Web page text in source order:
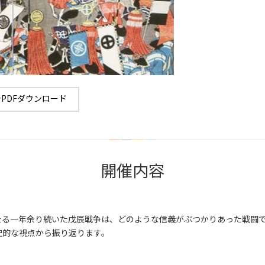
ダウンロード
開催内容
一年余り続いた戊辰戦争は、どのような信義がぶつかりあった戦闘
な視点から振り返ります。